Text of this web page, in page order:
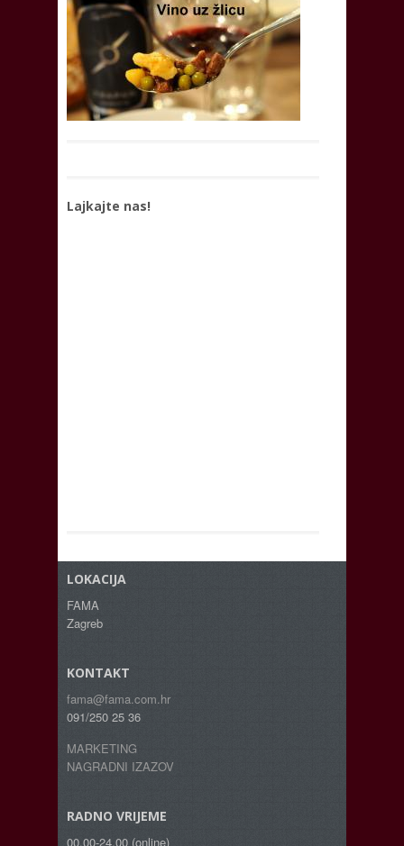
Lajkajte nas!
LOKACIJA
FAMA
Zagreb
KONTAKT
fama@fama.com.hr
091/250 25 36
MARKETING
NAGRADNI IZAZOV
RADNO VRIJEME
00.00-24.00 (online)